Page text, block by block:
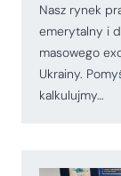
Nasz rynek
emerytalny i
masowego
Ukrainy.
kalkulujmy…